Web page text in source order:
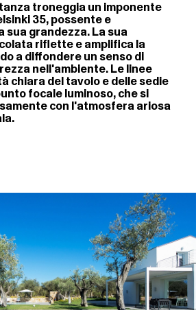
troneggia un imponente
35, possente e
sua grandezza. La sua
riflette e amplifica la
a diffondere un senso di
nell'ambiente. Le linee
chiara del tavolo e delle sedie
focale luminoso, che si
con l'atmosfera ariosa